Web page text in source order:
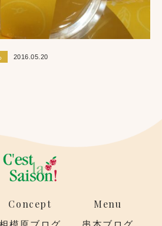
2016.05.20
Concept
Menu